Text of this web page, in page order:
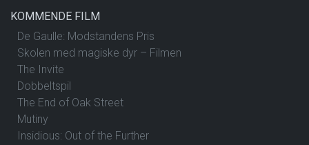
KOMMENDE FILM
De Gaulle: Modstandens Pris
Skolen med magiske dyr – Filmen
The Invite
Dobbeltspil
The End of Oak Street
Mutiny
Insidious: Out of the Further